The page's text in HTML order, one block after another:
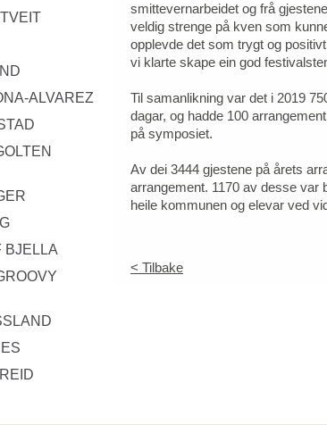
ALVAREZ
BJELLA
smittevernarbeidet og frå
veldig strenge på kven som
opplevde det som trygt og
vi klarte skape ein god
Til samanlikning var det i 2019
dagar, og hadde 100
på symposiet.
Av dei 3444 gjestene på årets
arrangement. 1170 av desse var
heile kommunen og elevar ved
< Tilbake